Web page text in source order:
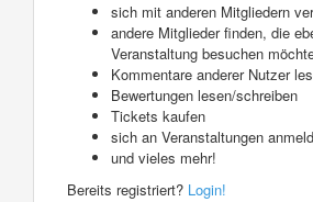
sich mit anderen Mitgliedern
andere Mitglieder finden, die
Veranstaltung besuchen
Kommentare anderer Nutzer
Bewertungen lesen/schreiben
Tickets kaufen
sich an Veranstaltungen
und vieles mehr!
Bereits registriert? Login!